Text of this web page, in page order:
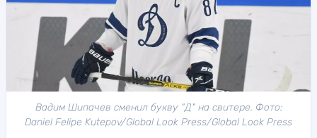
Вадим Шипачев сменил букву "Д" на свитере. Фото:
Daniel Felipe Kutepov/Global Look Press/Global Look Press